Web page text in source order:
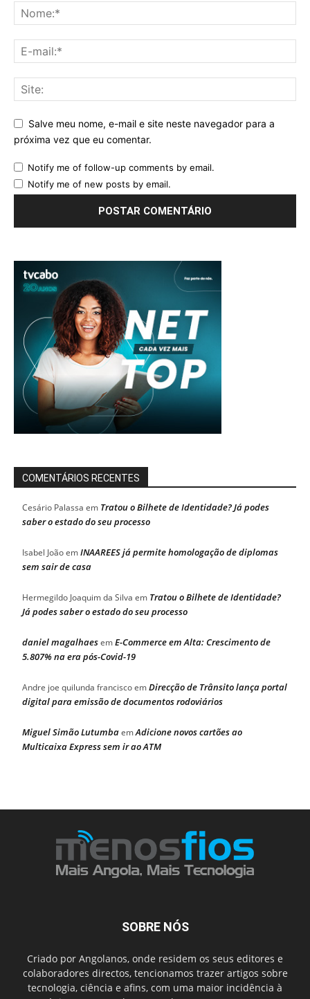
Salve meu nome, e-mail e site neste navegador para a
próxima vez que eu comentar.
Notify me of follow-up comments by email.
Notify me of new posts by email.
COMENTÁRIOS RECENTES
Cesário Palassa em Tratou o Bilhete de Identidade? Já podes
saber o estado do seu processo
Isabel JoãoemINAAREES já permite homologação de diplomas
sem sair de casa
Hermegildo Joaquim da Silva em Tratou o Bilhete de Identidade?
Já podes saber o estado do seu processo
daniel magalhaesemE-Commerce em Alta: Crescimento de
5.807% na era pós-Covid-19
Andre joe quilunda franciscoemDirecção de Trânsito lança portal
digital para emissão de documentos rodoviários
Miguel Simão LutumbaemAdicione novos cartões ao
Multicaixa Express sem ir ao ATM
SOBRE NÓS
Criado por Angolanos, onde residem os seus editores e
colaboradores directos, tencionamos trazer artigos sobre
tecnologia, ciência e afins, com uma maior incidência à